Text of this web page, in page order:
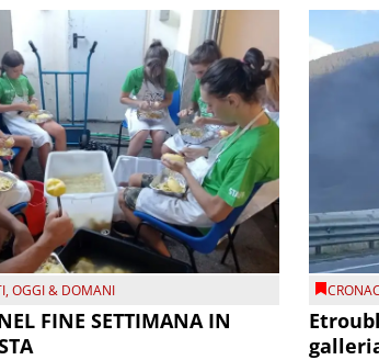
,OGGI & DOMANI
FINE SETTIMANA IN